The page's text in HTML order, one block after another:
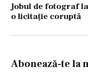
Jobul de fotograf
o licitaţie coruptă
Abonează-te la